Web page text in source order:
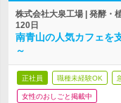
株式会社大泉工場 | 発酵・
120日
南青山の人気カフェを
～
正社員 職種未経験OK
女性のおしごと掲載中